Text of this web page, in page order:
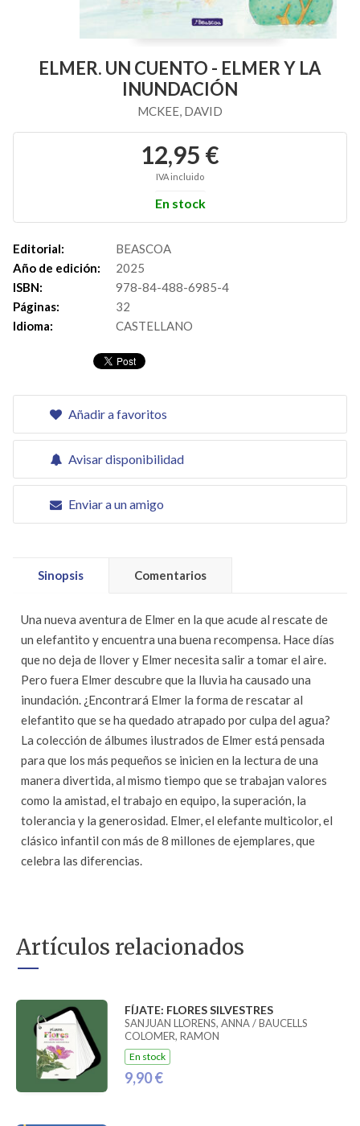
ELMER. UN CUENTO - ELMER Y LA
INUNDACIÓN
MCKEE, DAVID
12,95 €
IVA incluido
En stock
Editorial:
BEASCOA
Año de edición:
2025
ISBN:
978-84-488-6985-4
Páginas:
32
Idioma:
CASTELLANO
Añadir a favoritos
Avisar disponibilidad
Enviar a un amigo
Sinopsis Comentarios
Una nueva aventura de Elmer en la que acude al rescate de
un elefantito y encuentra una buena recompensa. Hace días
que no deja de llover y Elmer necesita salir a tomar el aire.
Pero fuera Elmer descubre que la lluvia ha causado una
inundación. ¿Encontrará Elmer la forma de rescatar al
elefantito que se ha quedado atrapado por culpa del agua?
La colección de álbumes ilustrados de Elmer está pensada
para que los más pequeños se inicien en la lectura de una
manera divertida, al mismo tiempo que se trabajan valores
como la amistad, el trabajo en equipo, la superación, la
tolerancia y la generosidad. Elmer, el elefante multicolor, el
clásico infantil con más de 8 millones de ejemplares, que
celebra las diferencias.
Artículos relacionados
FÍJATE: FLORES SILVESTRES
SANJUAN LLORENS, ANNA / BAUCELLS
COLOMER, RAMON
En stock
9,90 €